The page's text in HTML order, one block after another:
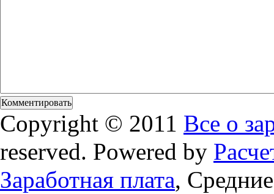
Copyright © 2011 Все о
reserved. Powered by
Заработная плата,